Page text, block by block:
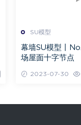
SU模型
幕墙SU模型丨
场屋面十字节点
2023-07-30